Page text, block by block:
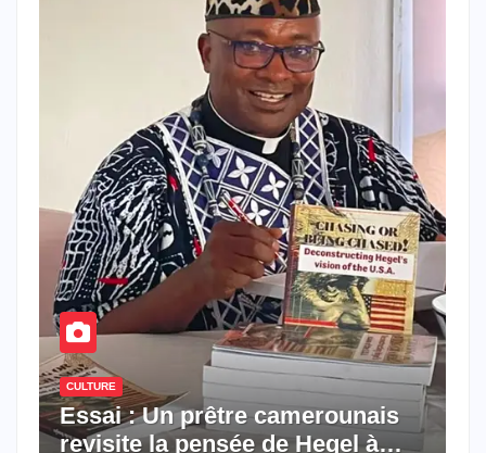
CULTURE
Essai : Un prêtre camerounais
revisite la pensée de Hegel à